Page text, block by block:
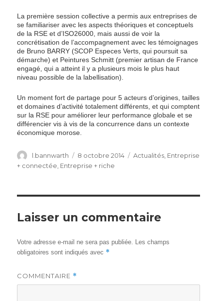
La première session collective a permis aux entreprises de
se familiariser avec les aspects théoriques et conceptuels
de la RSE et d’ISO26000, mais aussi de voir la
concrétisation de l’accompagnement avec les témoignages
de Bruno BARRY (SCOP Especes Verts, qui poursuit sa
démarche) et Peintures Schmitt (premier artisan de France
engagé, qui a atteint il y a plusieurs mois le plus haut
niveau possible de la labellisation).
Un moment fort de partage pour 5 acteurs d’origines, tailles
et domaines d’activité totalement différents, et qui comptent
sur la RSE pour améliorer leur performance globale et se
différencier vis à vis de la concurrence dans un contexte
économique morose.
Author
l.bannwarth
Posted
on
8 octobre 2014 Categories
Actualités, Entreprise
+ connectée, Entreprise + riche
Laisser un commentaire
Votre adresse e-mail ne sera pas publiée.
Les champs
obligatoires sont indiqués avec *
COMMENTAIRE *